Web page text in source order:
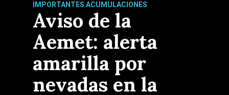
IMPORTANTES ACUMULACIONES
Aviso de la
Aemet: alerta
amarilla por
nevadas en la